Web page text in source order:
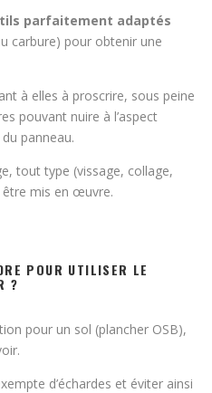
parfaitement adaptés
carbure) pour obtenir une
à elles à proscrire, sous peine
pouvant nuire à l’aspect
panneau.
tout type (vissage, collage,
mis en œuvre.
POUR UTILISER LE
?
pour un sol (plancher OSB),
d’échardes et éviter ainsi